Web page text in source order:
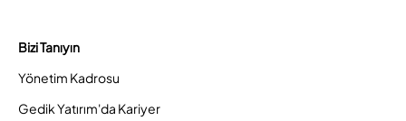
Bizi Tanıyın
Yönetim Kadrosu
Gedik Yatırım'da Kariyer